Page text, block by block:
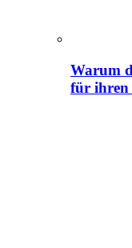
Warum
für ihren